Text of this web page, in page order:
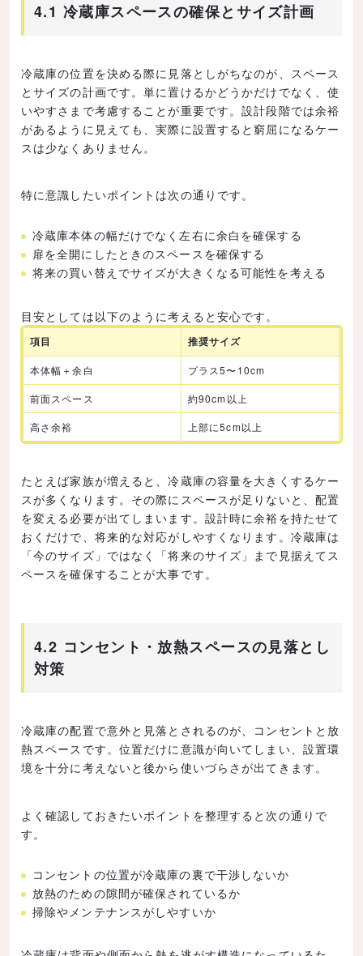
4.1 冷蔵庫スペースの確保とサイズ計画
冷蔵庫の位置を決める際に見落としがちなのが、スペース
とサイズの計画です。単に置けるかどうかだけでなく、使
いやすさまで考慮することが重要です。設計段階では余裕
があるように見えても、実際に設置すると窮屈になるケー
スは少なくありません。
特に意識したいポイントは次の通りです。
冷蔵庫本体の幅だけでなく左右に余白を確保する
扉を全開にしたときのスペースを確保する
将来の買い替えでサイズが大きくなる可能性を考える
目安としては以下のように考えると安心です。
項目 推奨サイズ
本体幅＋余白 プラス5〜10cm
前面スペース 約90cm以上
高さ余裕 上部に5cm以上
たとえば家族が増えると、冷蔵庫の容量を大きくするケー
スが多くなります。その際にスペースが足りないと、配置
を変える必要が出てしまいます。設計時に余裕を持たせて
おくだけで、将来的な対応がしやすくなります。冷蔵庫は
「今のサイズ」ではなく「将来のサイズ」まで見据えてス
ペースを確保することが大事です。
4.2 コンセント・放熱スペースの見落とし
対策
冷蔵庫の配置で意外と見落とされるのが、コンセントと放
熱スペースです。位置だけに意識が向いてしまい、設置環
境を十分に考えないと後から使いづらさが出てきます。
よく確認しておきたいポイントを整理すると次の通りで
す。
コンセントの位置が冷蔵庫の裏で干渉しないか
放熱のための隙間が確保されているか
掃除やメンテナンスがしやすいか